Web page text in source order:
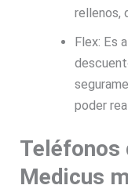
rellenos,
Flex: Es
poder
Teléfonos
Medicus